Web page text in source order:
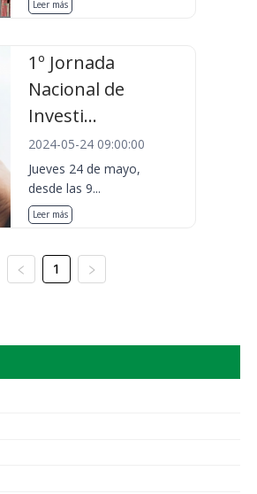
Leer más
1º Jornada
Nacional de
Investi...
2024-05-24 09:00:00
Jueves 24 de mayo,
desde las 9...
Leer más
1